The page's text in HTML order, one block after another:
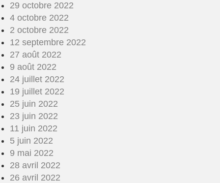
29 octobre 2022
4 octobre 2022
2 octobre 2022
12 septembre 2022
27 août 2022
9 août 2022
24 juillet 2022
19 juillet 2022
25 juin 2022
23 juin 2022
11 juin 2022
5 juin 2022
9 mai 2022
28 avril 2022
26 avril 2022